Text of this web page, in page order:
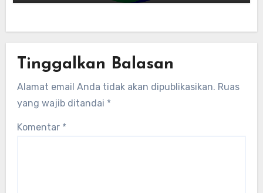
energi global bergabung dengan tim
terbarukan dan infrastruktur listrik
Tinggalkan Balasan
Alamat email Anda tidak akan dipublikasikan. Ruas
yang wajib ditandai *
Komentar *